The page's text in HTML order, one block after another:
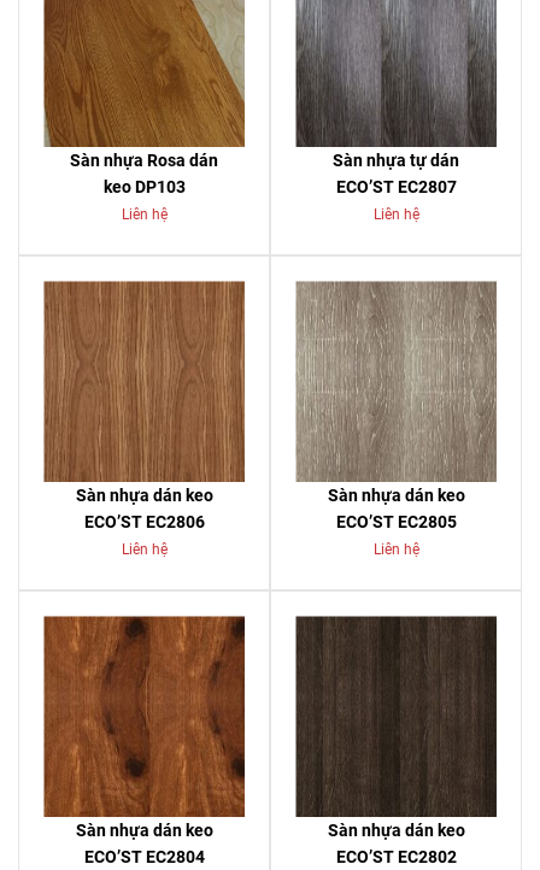
Sàn nhựa Rosa dán
keo DP103
Liên hệ
Sàn nhựa tự dán
ECO’ST EC2807
Liên hệ
Sàn nhựa dán keo
ECO’ST EC2806
Liên hệ
Sàn nhựa dán keo
ECO’ST EC2805
Liên hệ
Sàn nhựa dán keo
ECO’ST EC2804
Sàn nhựa dán keo
ECO’ST EC2802